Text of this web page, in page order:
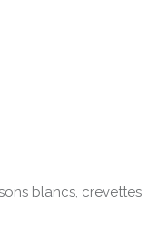
blancs, crevettes